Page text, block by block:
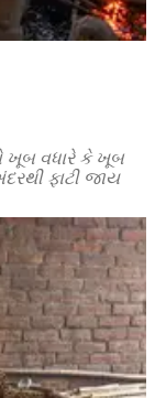
ખૂબ વધારે કે ખૂબ
ફાટી જાય